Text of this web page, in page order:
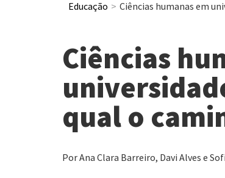
Educação Ciências humanas em
Ciências
qual o
Por Ana Clara Barreiro, Davi Alves e